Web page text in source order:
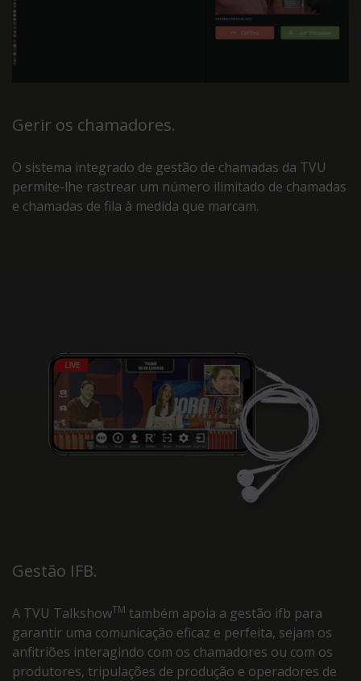
Gerir os chamadores.
O sistema integrado de gestão de chamadas da TVU
permite-lhe rastrear um número ilimitado de chamadas
e chamadas de fila à medida que marcam.
Gestão IFB.
A TVU TalkshowTM também apoia a gestão ifb para
garantir uma comunicação eficaz e perfeita, sejam os
anfitriões interagindo com os chamadores ou com os
produtores, tripulações de produção e operadores de